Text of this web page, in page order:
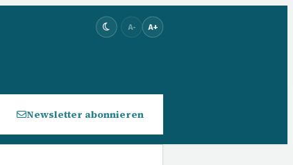
A- A+
Newsletter abonnieren